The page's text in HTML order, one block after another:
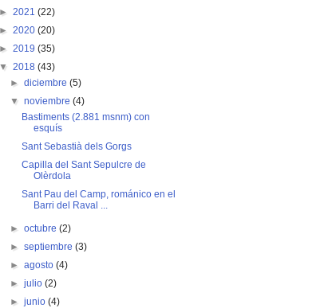
► 2021 (22)
► 2020 (20)
► 2019 (35)
▼ 2018 (43)
► diciembre (5)
▼ noviembre (4)
Bastiments (2.881 msnm) con
esquís
Sant Sebastià dels Gorgs
Capilla del Sant Sepulcre de
Olèrdola
Sant Pau del Camp, románico en el
Barri del Raval ...
► octubre (2)
► septiembre (3)
► agosto (4)
► julio (2)
► junio (4)